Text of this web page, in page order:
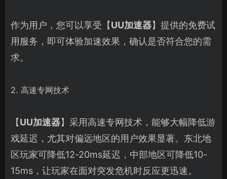
作为用户，您可以享受【UU加速器】提供的免费试
用服务，即可体验加速效果，确认是否符合您的需
求。
2. 高速专网技术
【UU加速器】采用高速专网技术，能够大幅降低游
戏延迟，尤其对偏远地区的用户效果显著。东北地
区玩家可降低12-20ms延迟，中部地区可降低10-
15ms，让玩家在面对突发危机时反应更迅速。